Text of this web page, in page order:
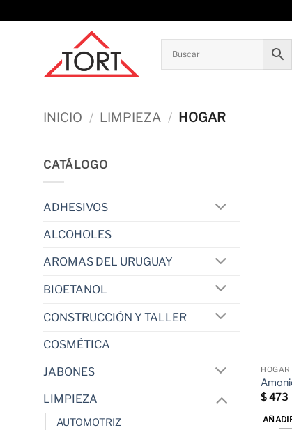
al
INICIO / LIMPIEZA / HOGAR
CATÁLOGO
ADHESIVOS
ALCOHOLES
AROMAS DEL URUGUAY
BIOETANOL
CONSTRUCCIÓN Y TALLER
COSMÉTICA
JABONES
LIMPIEZA
AUTOMOTRIZ
HOGAR
$473